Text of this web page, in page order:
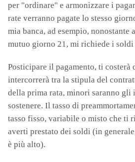
per "ordinare" e armonizzare i
rate verranno pagate lo stesso
mia banca, ad esempio, nonostante
mutuo giorno 21, mi richiede i soldi
Posticipare il pagamento, ti costerà
intercorrerà tra la stipula del
della prima rata, minori saranno gli
sostenere. Il tasso di
tasso fisso, variabile o misto che ti
averti prestato dei soldi (in
è più alto).